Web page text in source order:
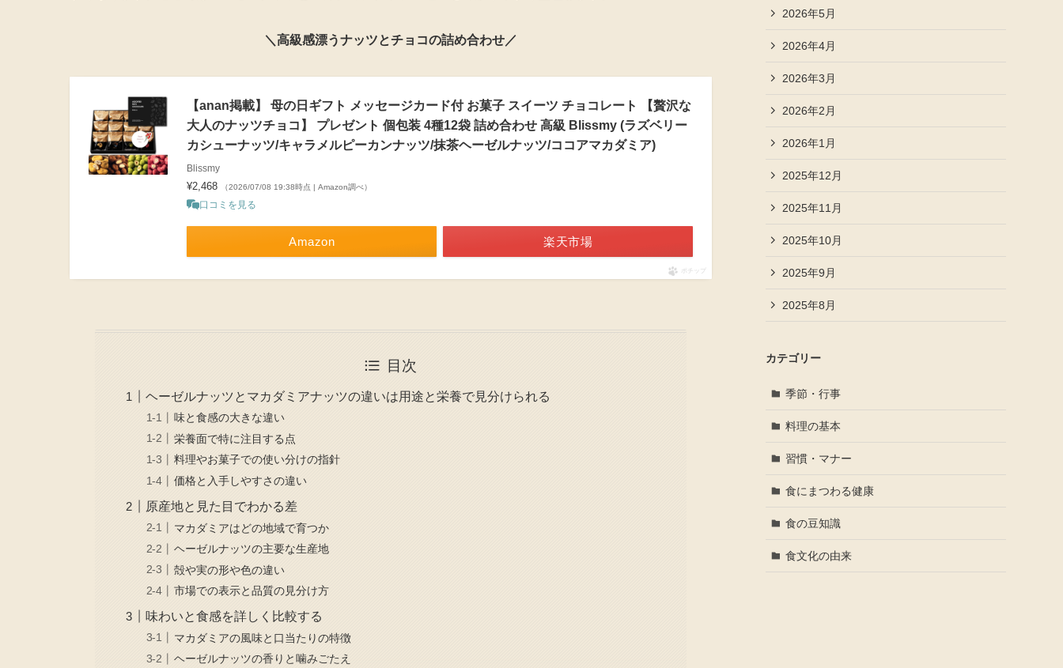
＼高級感漂うナッツとチョコの詰め合わせ／
【anan掲載】 母の日ギフト メッセージカード付 お菓子 スイーツ チョコレート 【贅沢な
大人のナッツチョコ】 プレゼント 個包装 4種12袋 詰め合わせ 高級 Blissmy (ラズベリー
カシューナッツ/キャラメルピーカンナッツ/抹茶ヘーゼルナッツ/ココアマカダミア)
Blissmy
¥2,468 （2026/07/08 19:38時点 | Amazon調べ）
口コミを見る
Amazon 楽天市場
ポチップ
目次
ヘーゼルナッツとマカダミアナッツの違いは用途と栄養で見分けられる
味と食感の大きな違い
栄養面で特に注目する点
料理やお菓子での使い分けの指針
価格と入手しやすさの違い
原産地と見た目でわかる差
マカダミアはどの地域で育つか
ヘーゼルナッツの主要な生産地
殻や実の形や色の違い
市場での表示と品質の見分け方
味わいと食感を詳しく比較する
マカダミアの風味と口当たりの特徴
ヘーゼルナッツの香りと噛みごたえ
2026年5月
2026年4月
2026年3月
2026年2月
2026年1月
2025年12月
2025年11月
2025年10月
2025年9月
2025年8月
カテゴリー
季節・行事
料理の基本
習慣・マナー
食にまつわる健康
食の豆知識
食文化の由来